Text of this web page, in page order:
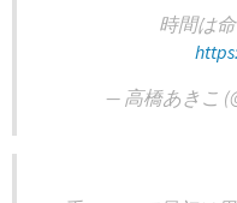
時間は
— 高橋あきこ